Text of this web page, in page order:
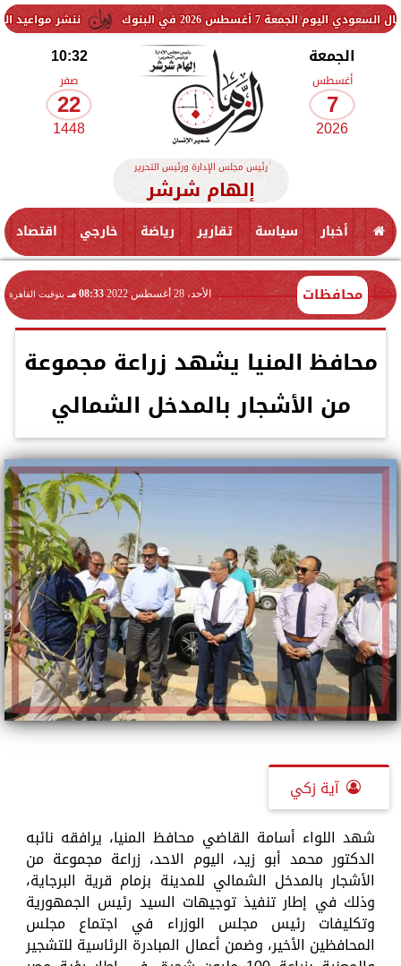
ننشر مواعيد القطارات 2026 في البنوك
الجمعة
أغسطس
7
2026
10:32
صفر
22
1448
رئيس مجلس الإدارة ورئيس التحرير
إلهام شرشر
أخبار سياسة تقارير رياضة خارجي اقتصاد
محافظات الأحد، 28 أغسطس 2022 08:33 مـ بتوقيت القاهرة
محافظ المنيا يشهد زراعة مجموعة
من الأشجار بالمدخل الشمالي
آية زكي
شهد اللواء أسامة القاضي محافظ المنيا، يرافقه نائبه
الدكتور محمد أبو زيد، اليوم الاحد، زراعة مجموعة من
الأشجار بالمدخل الشمالي للمدينة بزمام قرية البرجاية،
وذلك في إطار تنفيذ توجيهات السيد رئيس الجمهورية
وتكليفات رئيس مجلس الوزراء في اجتماع مجلس
المحافظين الأخير، وضمن أعمال المبادرة الرئاسية للتشجير